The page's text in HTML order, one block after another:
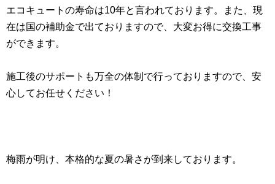
エコキュートの寿命は10年と言われております。また、現
在は国の補助金で出ておりますので、大変お得に交換工事
ができます。
施工後のサポートも万全の体制で行っておりますので、安
心してお任せください！
梅雨が明け、本格的な夏の暑さが到来しております。